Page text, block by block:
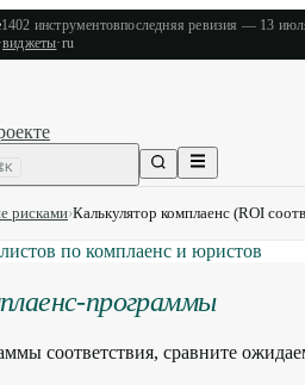
1402 инструментовпоследняя ревизия — 13
виджеты·ru
рисками›Калькулятор комплаенс (ROI
по комплаенс и юристов
программы
соответствия, сравните